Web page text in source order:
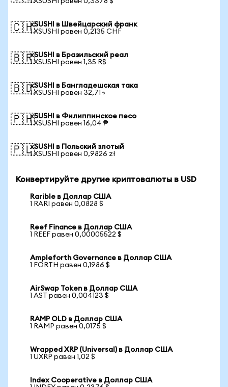
🇨🇭xSUSHI в Швейцарский франк
1 XSUSHI равен 0,2135 CHF
🇧🇷xSUSHI в Бразильский реал
1 XSUSHI равен 1,35 R$
🇧🇩xSUSHI в Бангладешская така
1 XSUSHI равен 32,71 ৳
🇵🇭xSUSHI в Филиппинское песо
1 XSUSHI равен 16,04 ₱
🇵🇱xSUSHI в Польский злотый
1 XSUSHI равен 0,9826 zł
Конвертируйте другие криптовалюты в USD
Rarible в Доллар США
1 RARI равен 0,0828 $
Reef Finance в Доллар США
1 REEF равен 0,00005522 $
Ampleforth Governance в Доллар США
1 FORTH равен 0,1986 $
AirSwap Token в Доллар США
1 AST равен 0,004123 $
RAMP OLD в Доллар США
1 RAMP равен 0,0175 $
Wrapped XRP (Universal) в Доллар США
1 UXRP равен 1,02 $
Index Cooperative в Доллар США